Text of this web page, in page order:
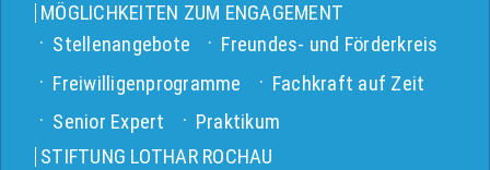
MÖGLICHKEITEN ZUM ENGAGEMENT
Stellenangebote
Freundes- und Förderkreis
Freiwilligenprogramme
Fachkraft auf Zeit
Senior Expert
Praktikum
STIFTUNG LOTHAR ROCHAU